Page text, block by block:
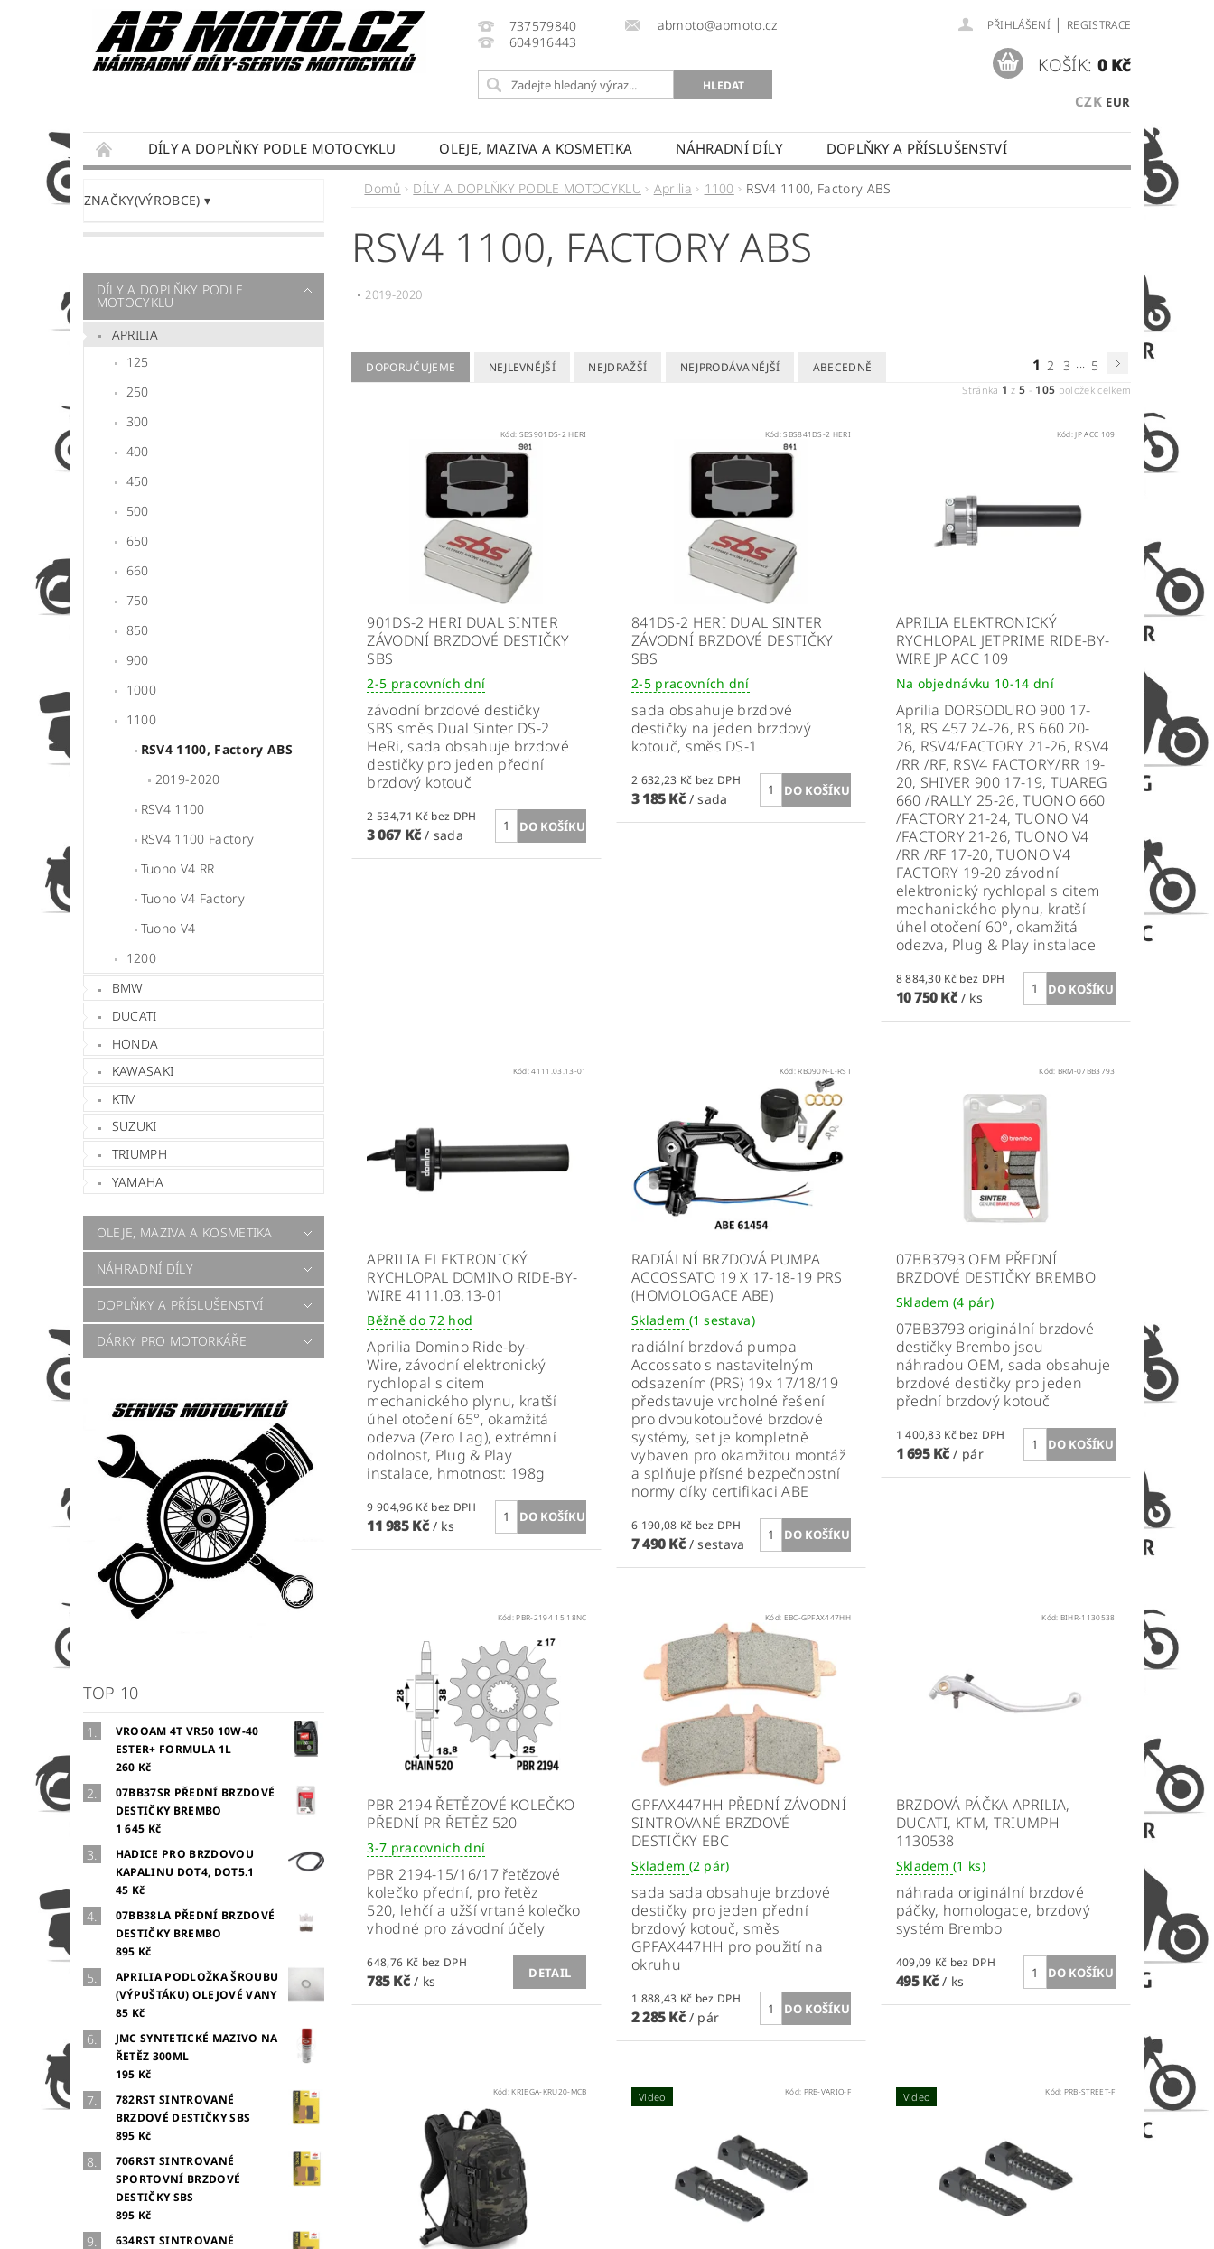
737579840
604916443
abmoto@abmoto.cz PŘIHLÁŠENÍ | REGISTRACE
CZK EUR
KOŠÍK: 0 Kč
DÍLY A DOPLŇKY PODLE MOTOCYKLU OLEJE, MAZIVA A KOSMETIKA NÁHRADNÍ DÍLY
DOPLŇKY A PŘÍSLUŠENSTVÍ
SERVIS MOTOCYKLŮ KONTAKT NAPIŠTE NÁM DOPRAVA A PLATBY
PODMÍNKY OCHRANY OSOBNÍCH ÚDAJŮ
ZNAČKY(VÝROBCE)
DÍLY A DOPLŇKY PODLE
MOTOCYKLU
APRILIA
125
250
300
400
450
500
650
660
750
850
900
1000
1100
RSV4 1100, Factory ABS
2019-2020
RSV4 1100
RSV4 1100 Factory
Tuono V4 RR
Tuono V4 Factory
Tuono V4
1200
BMW
DUCATI
HONDA
KAWASAKI
KTM
SUZUKI
TRIUMPH
YAMAHA
OLEJE, MAZIVA A KOSMETIKA
NÁHRADNÍ DÍLY
DOPLŇKY A PŘÍSLUŠENSTVÍ
DÁRKY PRO MOTORKÁŘE
TOP 10
VROOAM 4T VR50 10W-40
ESTER+ FORMULA 1L
260 Kč
07BB37SR PŘEDNÍ BRZDOVÉ
DESTIČKY BREMBO
1 645 Kč
HADICE PRO BRZDOVOU
KAPALINU DOT4, DOT5.1
45 Kč
07BB38LA PŘEDNÍ BRZDOVÉ
DESTIČKY BREMBO
895 Kč
APRILIA PODLOŽKA ŠROUBU
(VÝPUŠTÁKU) OLEJOVÉ VANY
85 Kč
JMC SYNTETICKÉ MAZIVO NA
ŘETĚZ 300ML
195 Kč
782RST SINTROVANÉ
BRZDOVÉ DESTIČKY SBS
895 Kč
706RST SINTROVANÉ
SPORTOVNÍ BRZDOVÉ
DESTIČKY SBS
895 Kč
634RST SINTROVANÉ
Domů DÍLY A DOPLŇKY PODLE MOTOCYKLU Aprilia 1100 RSV4 1100, Factory ABS
RSV4 1100, FACTORY ABS
2019-2020
DOPORUČUJEME NEJLEVNĚJŠÍ NEJDRAŽŠÍ NEJPRODÁVANĚJŠÍ ABECEDNĚ 1 2 3 ... 5
Stránka 1 z5 - 105 položek celkem
Kód: SBS901DS-2 HERI
901DS-2 HERI DUAL SINTER
ZÁVODNÍ BRZDOVÉ DESTIČKY
SBS
2-5 pracovních dní
závodní brzdové destičky
SBS směs Dual Sinter DS-2
HeRi,sada obsahuje brzdové
destičky pro jeden přední
brzdový kotouč
2 534,71 Kč bez DPH
3 067 Kč/ sada
Kód:SBS841DS-2 HERI
841DS-2 HERI DUAL SINTER
ZÁVODNÍ BRZDOVÉ DESTIČKY
SBS
2-5 pracovních dní
sada obsahuje brzdové
destičky na jeden brzdový
kotouč, směs DS-1
2 632,23 Kč bez DPH
3 185 Kč / sada
Kód:JP ACC 109
APRILIA ELEKTRONICKÝ
RYCHLOPAL JETPRIME RIDE-BY-
WIRE JP ACC 109
Na objednávku 10-14 dní
Aprilia DORSODURO 900 17-
18, RS 457 24-26, RS 660 20-
26, RSV4/FACTORY 21-26, RSV4
/RR /RF, RSV4 FACTORY/RR 19-
20, SHIVER 900 17-19, TUAREG
660 /RALLY 25-26, TUONO 660
/FACTORY 21-24, TUONO V4
/FACTORY 21-26, TUONO V4
/RR /RF 17-20, TUONO V4
FACTORY 19-20závodní
elektronický rychlopal s citem
mechanického plynu, kratší
úhel otočení 60°, okamžitá
odezva, Plug & Play instalace
8 884,30 Kč bez DPH
10 750 Kč / ks
Kód:4111.03.13-01
APRILIA ELEKTRONICKÝ
RYCHLOPAL DOMINO RIDE-BY-
WIRE 4111.03.13-01
Běžně do 72 hod
Aprilia Domino Ride-by-
Wire, závodní elektronický
rychlopal s citem
mechanického plynu, kratší
úhel otočení 65°, okamžitá
odezva (Zero Lag), extrémní
odolnost, Plug & Play
instalace, hmotnost: 198g
9 904,96 Kč bez DPH
11 985 Kč / ks
Kód:RB090N-L-RST
RADIÁLNÍ BRZDOVÁ PUMPA
ACCOSSATO 19 X 17-18-19 PRS
(HOMOLOGACE ABE)
Skladem (1 sestava)
radiální brzdová pumpa
Accossato s nastavitelným
odsazením (PRS) 19x 17/18/19
představuje vrcholné řešení
pro dvoukotoučové brzdové
systémy, set je kompletně
vybaven pro okamžitou montáž
a splňuje přísné bezpečnostní
normy díky certifikaci ABE
6 190,08 Kč bez DPH
7 490 Kč / sestava
Kód: BRM-07BB3793
07BB3793 OEM PŘEDNÍ
BRZDOVÉ DESTIČKY BREMBO
Skladem(4 pár)
07BB3793 originální brzdové
destičky Brembo jsou
náhradou OEM, sada obsahuje
brzdové destičky pro jeden
přední brzdový kotouč
1 400,83 Kč bez DPH
1 695 Kč/ pár
Kód:PBR-2194 15 18NC
PBR 2194 ŘETĚZOVÉ KOLEČKO
PŘEDNÍ PR ŘETĚZ 520
3-7 pracovních dní
PBR 2194-15/16/17 řetězové
kolečko přední, pro řetěz
520, lehčí a užší vrtané kolečko
vhodné pro závodní účely
648,76 Kč bez DPH
785 Kč/ ks
DETAIL
Kód: EBC-GPFAX447HH
GPFAX447HH PŘEDNÍ ZÁVODNÍ
SINTROVANÉ BRZDOVÉ
DESTIČKY EBC
Skladem (2 pár)
sada sada obsahuje brzdové
destičky pro jeden přední
brzdový kotouč, směs
GPFAX447HH pro použití na
okruhu
1 888,43 Kč bez DPH
2 285 Kč / pár
Kód: BIHR-1130538
BRZDOVÁ PÁČKA APRILIA,
DUCATI, KTM, TRIUMPH
1130538
Skladem(1 ks)
náhrada originální brzdové
páčky, homologace, brzdový
systém Brembo
409,09 Kč bez DPH
495 Kč/ ks
Kód:KRIEGA-KRU20-MCB Video Kód: PRB-VARIO-F Video Kód: PRB-STREET-F